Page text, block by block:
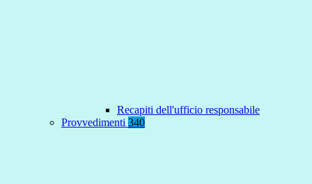
Recapiti dell'ufficio responsabile
Provvedimenti 340